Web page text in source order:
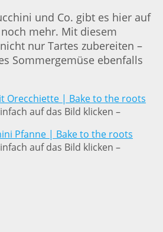
und Co. gibt es hier auf
mehr. Mit diesem
nur Tartes zubereiten –
Sommergemüse ebenfalls
auf das Bild klicken –
auf das Bild klicken –